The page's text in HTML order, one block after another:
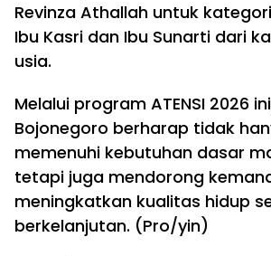
Revinza Athallah untuk
Ibu Kasri dan Ibu Sunarti dari
usia.
Melalui program ATENSI 2026
Bojonegoro berharap tidak
memenuhi kebutuhan dasar
tetapi juga mendorong
meningkatkan kualitas hidup
berkelanjutan. (Pro/yin)